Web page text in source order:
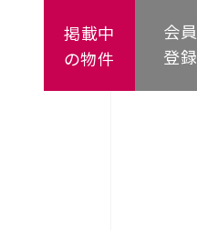
会員
登録
掲載中
の物件